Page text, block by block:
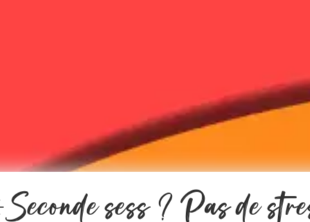
sess ? Pas de